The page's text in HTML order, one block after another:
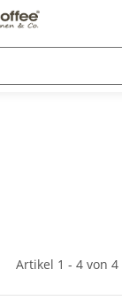
Artikel 1 - 4 von 4